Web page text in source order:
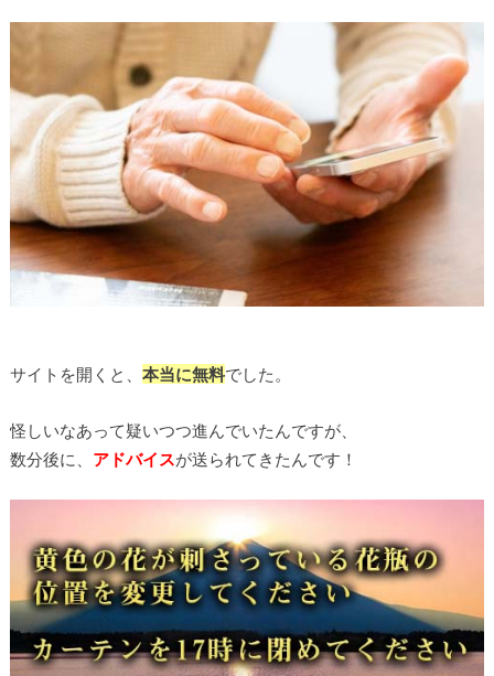
サイトを開くと、 本当に無料でした。
怪しいなあって疑いつつ進んでいたんですが、
数分後に、 アドバイスが送られてきたんです！